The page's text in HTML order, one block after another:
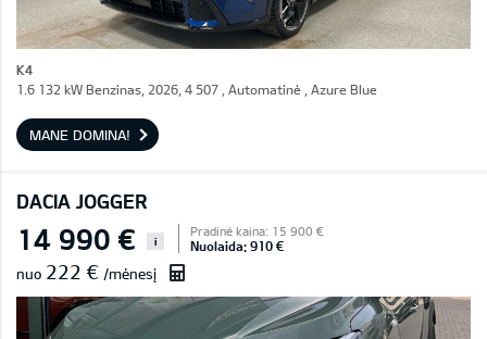
K4
1.6 132 kW Benzinas, 2026, 4 507 , Automatinė , Azure Blue
MANE DOMINA!
DACIA JOGGER
14 990 € i
Pradinė kaina: 15 900 €
Nuolaida: 910 €
nuo 222 € /mėnesį